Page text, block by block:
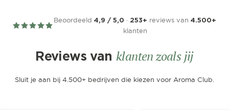
Beoordeeld 4,9 / 5,0 · 253+ reviews van 4.500+
klanten
Reviews van klanten zoals jij
Sluit je aan bij 4.500+ bedrijven die kiezen voor Aroma Club.